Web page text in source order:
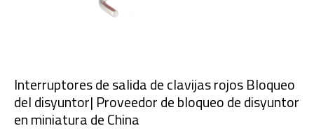
Interruptores de salida de clavijas rojos Bloqueo
del disyuntor| Proveedor de bloqueo de disyuntor
en miniatura de China